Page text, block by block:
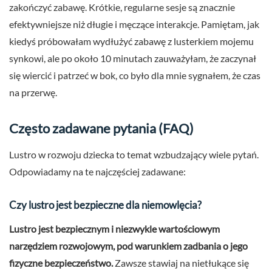
zakończyć zabawę. Krótkie, regularne sesje są znacznie
efektywniejsze niż długie i męczące interakcje. Pamiętam, jak
kiedyś próbowałam wydłużyć zabawę z lusterkiem mojemu
synkowi, ale po około 10 minutach zauważyłam, że zaczynał
się wiercić i patrzeć w bok, co było dla mnie sygnałem, że czas
na przerwę.
Często zadawane pytania (FAQ)
Lustro w rozwoju dziecka to temat wzbudzający wiele pytań.
Odpowiadamy na te najczęściej zadawane:
Czy lustro jest bezpieczne dla niemowlęcia?
Lustro jest bezpiecznym i niezwykle wartościowym
narzędziem rozwojowym, pod warunkiem zadbania o jego
fizyczne bezpieczeństwo. Zawsze stawiaj na nietłukące się